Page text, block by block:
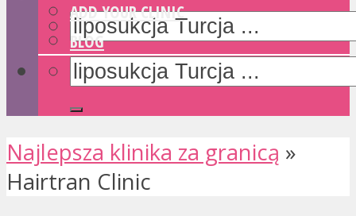
ADD YOUR CLINIC
BLOG
Najlepsza klinika za granicą »
Hairtran Clinic